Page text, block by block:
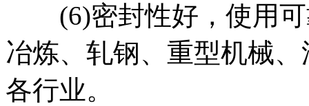
(6)密封性好，使用可
冶炼、轧钢、重型机械
各行业。